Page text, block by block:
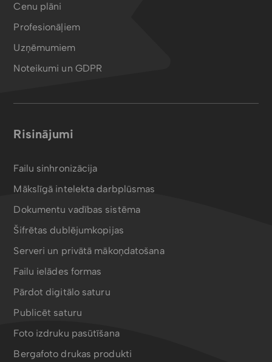
Cenu plāni
Profesionāļiem
Uzņēmumiem
Noteikumi un GDPR
Risinājumi
Failu sinhronizācija
Mākslīgā intelekta darbplūsmas
Dokumentu vadības sistēma
Šifrētas dublējumkopijas
Serveri un privātā mākoņdatošana
Failu ielādes formas
Pārdot digitālo saturu
Publicēt saturu
Foto izdruku pasūtīšana
Bergafoto drukas produkti